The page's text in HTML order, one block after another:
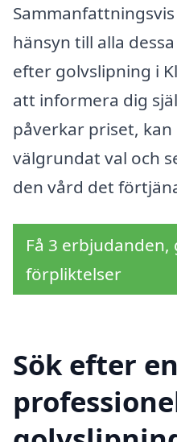
hänsyn till alla
efter golvslipning i
att informera dig
påverkar priset,
välgrundat val och
den vård det
Få 3
förpliktelser
Sök efter en